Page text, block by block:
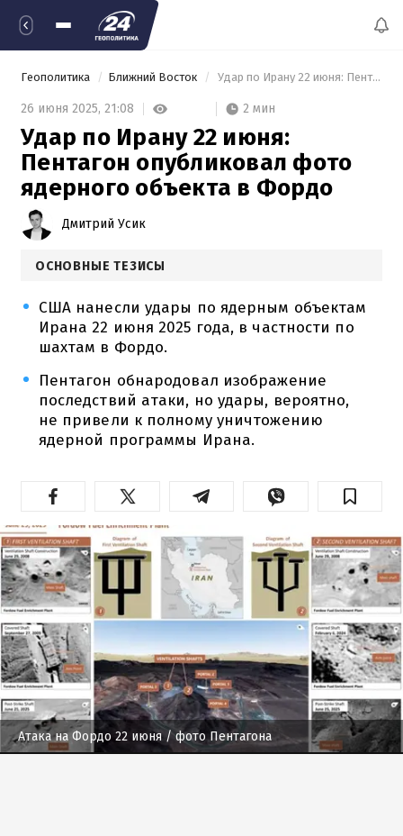
Геополитика Ближний Восток Удар по Ирану 22 июня: Пентагон опубликовал фото ядерного объекта в Фордо
26 июня 2025, 21:08 2 мин
Удар по Ирану 22 июня:
Пентагон опубликовал фото
ядерного объекта в Фордо
Дмитрий Усик
ОСНОВНЫЕ ТЕЗИСЫ
США нанесли удары по ядерным объектам
Ирана 22 июня 2025 года, в частности по
шахтам в Фордо.
Пентагон обнародовал изображение
последствий атаки, но удары, вероятно,
не привели к полному уничтожению
ядерной программы Ирана.
Атака на Фордо 22 июня/ фото Пентагона